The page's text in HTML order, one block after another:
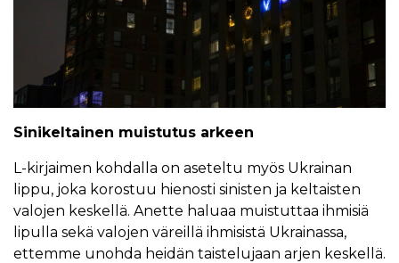
Sinikeltainen muistutus arkeen
L-kirjaimen kohdalla on aseteltu myös Ukrainan
lippu, joka korostuu hienosti sinisten ja keltaisten
valojen keskellä. Anette haluaa muistuttaa ihmisiä
lipulla sekä valojen väreillä ihmisistä Ukrainassa,
ettemme unohda heidän taistelujaan arjen keskellä.